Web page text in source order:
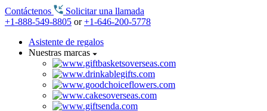
Contáctenos
Solicitar una llamada
+1-888-549-8805 or+1-646-200-5778
Asistente de regalos
Nuestras marcas